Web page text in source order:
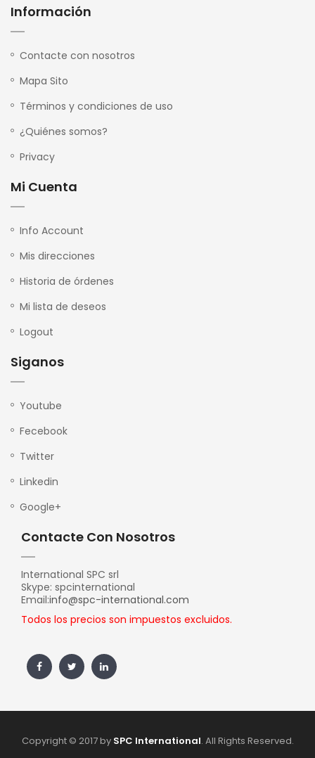
Información
Contacte con nosotros
Mapa Sito
Términos y condiciones de uso
¿Quiénes somos?
Privacy
Mi Cuenta
Info Account
Mis direcciones
Historia de órdenes
Mi lista de deseos
Logout
Siganos
Youtube
Fecebook
Twitter
Linkedin
Google+
Contacte Con Nosotros
International SPC srl
Skype: spcinternational
Email:info@spc-international.com
Todos los precios son impuestos excluidos.
Copyright © 2017 by SPC International. All Rights Reserved.